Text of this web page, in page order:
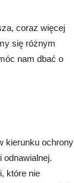
coraz więcej
się różnym
nam dbać o
kierunku ochrony
które nie